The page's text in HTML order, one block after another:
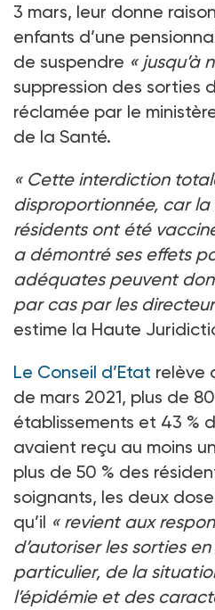
3 mars, leur donne
enfants d’une
de suspendre « jusqu’à
suppression des sorties
réclamée par le
de la Santé.
« Cette interdiction
disproportionnée, car
résidents ont été
a démontré ses effets
adéquates peuvent
par cas par les
estime la Haute
Le Conseil d’Etat relève
de mars 2021, plus de 80
établissements et 43 %
avaient reçu au moins
plus de 50 % des
soignants, les deux
qu’il « revient aux
d’autoriser les sorties
particulier, de la
l’épidémie et des